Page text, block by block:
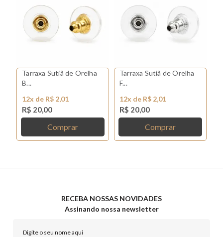
Tarraxa Sutiã de Orelha
B...
12x de R$ 2,01
R$ 20,00
Comprar
Tarraxa Sutiã de Orelha
F...
12x de R$ 2,01
R$ 20,00
Comprar
RECEBA NOSSAS NOVIDADES
Assinando nossa newsletter